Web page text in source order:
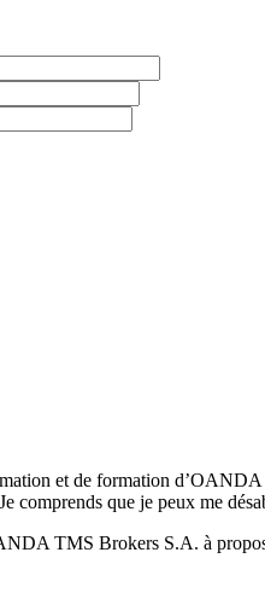
et de formation
comprends que je peux me
TMS Brokers S.A. à